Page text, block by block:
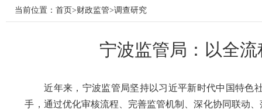
当前位置： 首页>财政监管>调查研究
宁波监管局：以全
近年来，宁波监管局坚持以习近平新时代中国特色
手，通过优化审核流程、完善监管机制、深化协同联动